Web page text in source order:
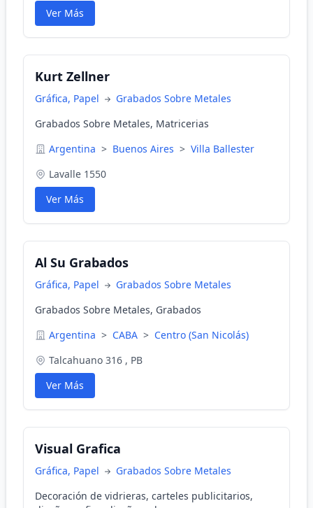
Ver Más
Kurt Zellner
Gráfica, Papel
Grabados Sobre Metales
Grabados Sobre Metales, Matricerias
Argentina > Buenos Aires > Villa Ballester
Lavalle 1550
Ver Más
Al Su Grabados
Gráfica, Papel
Grabados Sobre Metales
Grabados Sobre Metales, Grabados
Argentina > CABA > Centro (San Nicolás)
Talcahuano 316 , PB
Ver Más
Visual Grafica
Gráfica, Papel
Grabados Sobre Metales
Decoración de vidrieras, carteles publicitarios,